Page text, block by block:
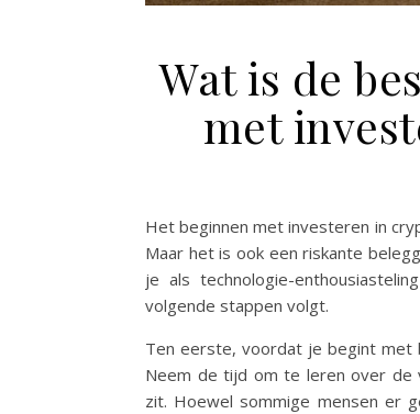
Wat is de
met
Het beginnen met investeren in
Maar het is ook een riskante
je als technologie-
volgende stappen volgt.
Ten eerste, voordat je begint met
Neem de tijd om te leren over de
zit. Hoewel sommige mensen er